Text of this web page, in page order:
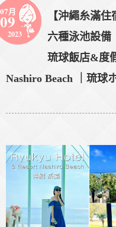
07月
09
2023
【沖繩糸滿
六種泳池設備
琉球飯店&度
Nashiro Beach ｜琉球